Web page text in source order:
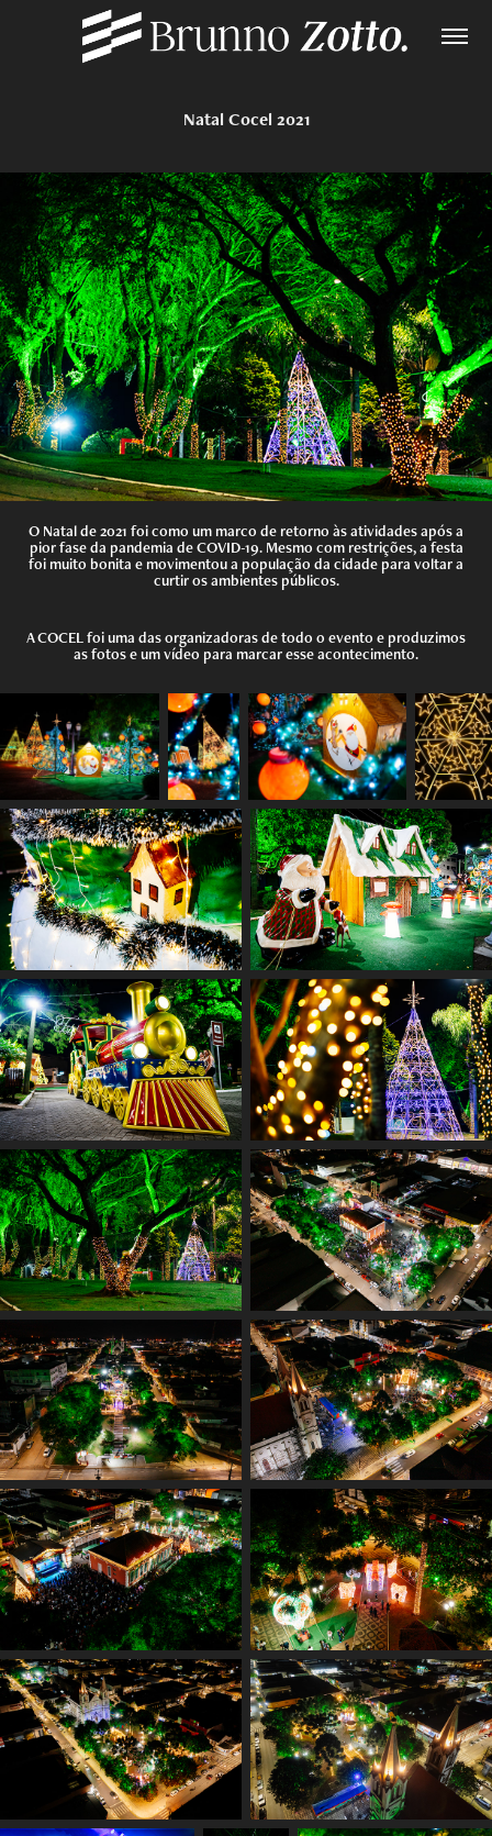
Natal Cocel 2021
O Natal de 2021 foi como um marco de retorno às atividades após a
pior fase da pandemia de COVID-19. Mesmo com restrições, a festa
foi muito bonita e movimentou a população da cidade para voltar a
curtir os ambientes públicos.
A COCEL foi uma das organizadoras de todo o evento e produzimos
as fotos e um vídeo para marcar esse acontecimento.